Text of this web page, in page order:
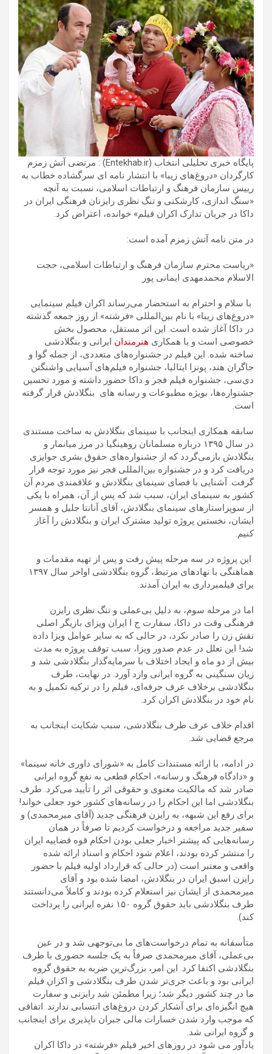
پایگاه خبری تحلیلی انتخاب (Entekhab.ir) : مرتضی آتش زمزم
کارگردان «دروغ‌های زیبا» با انتشار نامه ای سرگشاده خطاب به
رییس سازمان فرهنگ و ارتباطات اسلامی، نسبت به آنچه
«سنگ اندازی، کارشکنی و تنگ نظری رایزنان فرهنگی ایران در
داکا در جریان تدارک اکران فیلم» خوانده، اعتراض کرد.
در متن نامه آتش زمزم آمده است:
«ریاست محترم سازمان فرهنگ و ارتباطات اسلامی، حجت
الاسلام محمدمهدی ایمانی پور
با سلام و احترام به استحضار می‌رساند اکران فیلم سینمایی
«دروغ‌های زیبا» با نام بین‌المللی «فرشته» از روز جمعه گذشته
در داکا آغاز شده است. این اثر مستقل، محصول بخش
خصوصی است و با همکاری هنرمندان ایرانی و بنگلادشی
ساخته شده. این فیلم در جشنواره‌های متعددی، از جمله گوا و
جاگران هند، پونزا ایتالیا، جشنواره فیلم‌های آسیایی واشنگتن
دی‌سی، جشنواره فیلم فجر و داکا حضور داشته و مورد تحسین
جشنواره‌ها، بویژه مطبوعات و رسانه های بنگلادش قرار گرفته
است.
سابقه همکاری اینجانب با سینمای بنگلادش به ساخت مستندی
در سال ۱۳۹۵ درباره مسلمانان روهینگیا در مرز میانمار و
بنگلادش بازمی‌گردد که از جشنواره‌های حقوق بشری جوایزی
دریافت کرد و در جشنواره بین‌المللی فجر نیز مورد توجه قرار
گرفت. آشنایی با فضای سینمای بنگلادش و علاقمندی مردم آن
کشور به سینمای ایران، سبب شد که پس از آن، همراه با یکی
از سوپراستارهای سینمای بنگلادش، آقای آنانتا جلیل و همسر
ایشان، نخستین پروژه تولید مشترک ایران و بنگلادش را آغاز
کنیم.
این پروژه در سه مرحله پیش رفت و پس از تهیه مقدمات و
هماهنگی با نهادهای مرتبط، گروه بنگلادشی اواخر سال ۱۳۹۷
برای فیلمبرداری به ایران آمدند.
اما در مرحله سوم، به دلیل بی‌عملی و تنگ نظری رایزن
فرهنگی وقت در داکا، سفارت ج ا ایران ویزای بازیگر اصلی
نقش زن را صادر نکرد، در حالی که به سایر عوامل ویزا داده
شد! این تعلل در عدم صدور ویزا، سبب توقف پروژه به مدت
بیش از دو ماه و ایجاد اختلاف با سرمایه‌گذار بنگلادشی شد و
زیان سنگینی به گروه ایرانی وارد آورد. در نهایت، طرف
بنگلادشی برخلاف عرف حرفه‌ای، فیلم را در ترکیه تکمیل و به
نام خود در بنگلادش اکران کرد.
اقدام خلاف عرف طرف بنگلادشی، سبب شکایت اینجانب به
مرجع قضایی شد.
در ادامه، با ارائه مستندات کامل به «شورای داوری خانه سینما»
و «دادگاه فرهنگ و رسانه»، احکام قطعی به نفع گروه ایرانی
صادر شد که مالکیت معنوی و حقوقی اثر را تأیید می‌کرد. طرف
بنگلادشی اما این احکام را در رسانه‌های کشور خود جعلی خواند!
برای رفع این شبهه، به رایزن فرهنگی جدید (آقای میرمحمدی) و
سفیر جدید مراجعه و درخواست کردیم تا صرفاً در همان
رسانه‌هایی که پیشتر اخبار جعلی بودن احکام قوه قضاییه ایران
را منتشر کرده بودند، اعلام شود احکام و اسناد ارائه ‌شده
واقعی و معتبر است (در حالی که قرارداد اولیه فیلم با حضور
رایزن اسبق ایران در بنگلادش، امضا شده بود و آقای
میرمحمدی از ایشان نیز استعلام کرده بودند و کاملاً می‌دانستند
طرف بنگلادشی باید حقوق گروه ۱۵۰ نفره ایرانی را پرداخت
کند).
متأسفانه به تمام درخواست‌های ما بی‌توجهی شد و در عین
بی‌عملی، آقای میرمحمدی صرفاً به یک جلسه حضوری با طرف
بنگلادشی اکتفا کرد. این امر، بزرگ‌ترین ضربه به حقوق گروه
ایرانی بود و باعث جری‌تر شدن طرف بنگلادشی و اکران فیلم
ما در چند کشور دیگر شد؛ زیرا مطمئن شد رایزنی و سفارت
هیچ انگیزه‌ای برای آشکار کردن دروغ‌های انتسابی ندارند. اتفاقی
که موجب وارد شدن خسارات مالی جبران ‌ناپذیری برای اینجانب
و گروه ایرانی شد.
یادآور می شود در روزهای اخیر فیلم «فرشته» در داکا اکران